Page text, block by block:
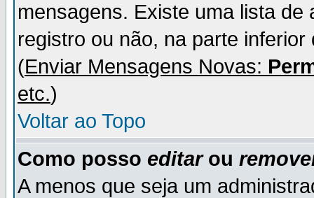
mensagens. Existe uma lista
registro ou não, na parte
(Enviar Mensagens Novas:
etc.)
Voltar ao Topo
Como posso editarou
A menos que seja um